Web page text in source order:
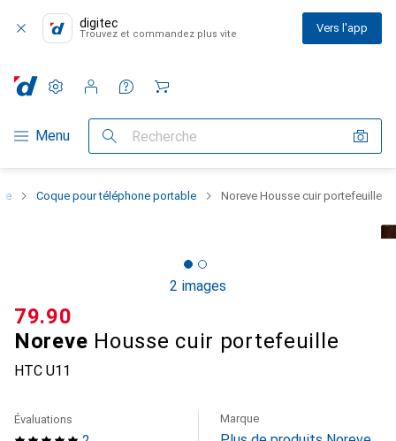
digitec
Trouvez et commandez plus vite Vers l'app
Navigation par catégorie
Menu Recherche
Paramètres
Compte client
Listes de comparaison
Listes d'envies
Panier
Coque pour téléphone portable Noreve Housse cuir portefeuille
2 images
Noreve Housse cuir portefeuille
HTC U11
CHF
79.90
Évaluations Marque